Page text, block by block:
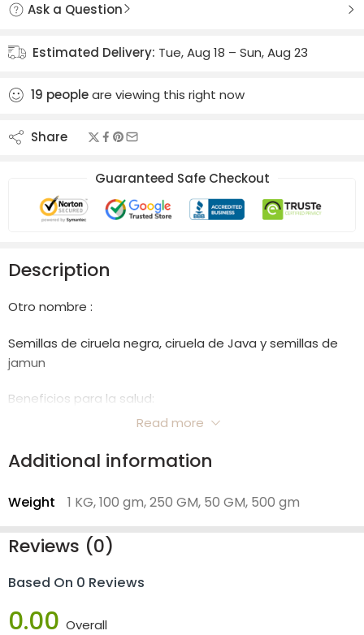
Ask a Question
Estimated Delivery: Tue, Aug 18 – Sun, Aug 23
19 peopleare viewing this right now
Share
Guaranteed Safe Checkout
Description
Otro nombre :
Semillas de ciruela negra, ciruela de Java y semillas de
jamun
Beneficios para la salud:
ayuda a regular los niveles de azúcar en sangre y a
Propiedades clave:
Rasa (Sabor): Astringente, dulce.
Salud digestiva: el polvo de Jambu Beej apoya los
trastornos digestivos.
Read more
Additional information
Weight 1 KG, 100 gm, 250 GM, 50 GM, 500 gm
Reviews (0)
Based On 0 Reviews
0.00 Overall